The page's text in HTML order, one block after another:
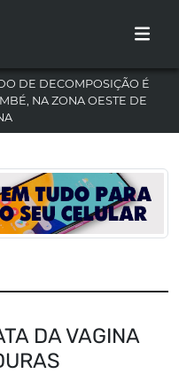
DE DECOMPOSIÇÃO É
NA ZONA OESTE DE
DA VAGINA